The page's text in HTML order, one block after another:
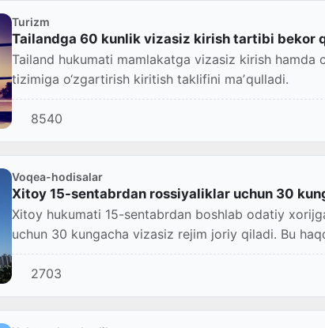
Turizm
Tailandga 60 kunlik vizasiz kirish tartibi bekor
Tailand hukumati mamlakatga vizasiz kirish hamda
tizimiga o‘zgartirish kiritish taklifini maʼqulladi.
8540
Voqea-hodisalar
Xitoy 15-sentabrdan rossiyaliklar uchun 30
Xitoy hukumati 15-sentabrdan boshlab odatiy
uchun 30 kungacha vizasiz rejim joriy qiladi. Bu
2703